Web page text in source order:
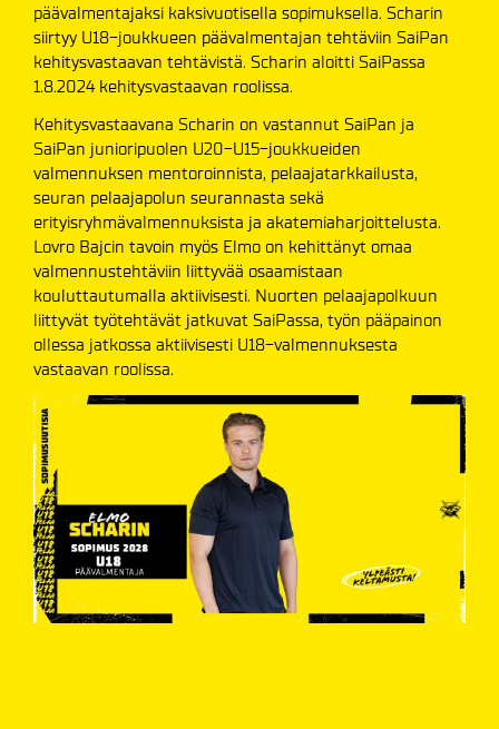
päävalmentajaksi kaksivuotisella sopimuksella. Scharin
siirtyy U18-joukkueen päävalmentajan tehtäviin SaiPan
kehitysvastaavan tehtävistä. Scharin aloitti SaiPassa
1.8.2024 kehitysvastaavan roolissa.
Kehitysvastaavana Scharin on vastannut SaiPan ja
SaiPan junioripuolen U20-U15-joukkueiden
valmennuksen mentoroinnista, pelaajatarkkailusta,
seuran pelaajapolun seurannasta sekä
erityisryhmävalmennuksista ja akatemiaharjoittelusta.
Lovro Bajcin tavoin myös Elmo on kehittänyt omaa
valmennustehtäviin liittyvää osaamistaan
kouluttautumalla aktiivisesti. Nuorten pelaajapolkuun
liittyvät työtehtävät jatkuvat SaiPassa, työn pääpainon
ollessa jatkossa aktiivisesti U18-valmennuksesta
vastaavan roolissa.